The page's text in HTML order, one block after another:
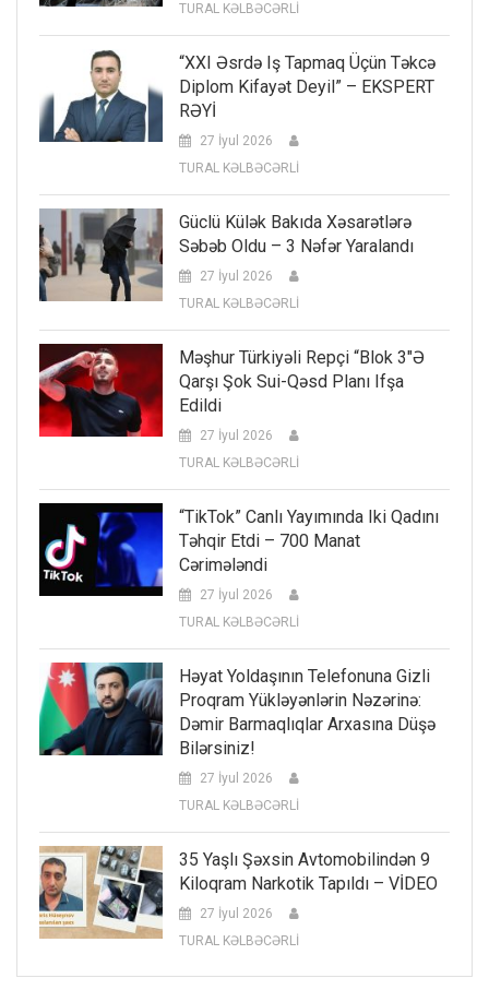
TURAL KƏLBƏCƏRLİ
“XXI Əsrdə Iş Tapmaq Üçün Təkcə
Diplom Kifayət Deyil” – EKSPERT
RƏYİ
27 İyul 2026
TURAL KƏLBƏCƏRLİ
Güclü Külək Bakıda Xəsarətlərə
Səbəb Oldu – 3 Nəfər Yaralandı
27 İyul 2026
TURAL KƏLBƏCƏRLİ
Məşhur Türkiyəli Repçi “Blok 3″ə
Qarşı Şok Sui-Qəsd Planı Ifşa
Edildi
27 İyul 2026
TURAL KƏLBƏCƏRLİ
“TikTok” Canlı Yayımında Iki Qadını
Təhqir Etdi – 700 Manat
Cərimələndi
27 İyul 2026
TURAL KƏLBƏCƏRLİ
Həyat Yoldaşının Telefonuna Gizli
Proqram Yükləyənlərin Nəzərinə:
Dəmir Barmaqlıqlar Arxasına Düşə
Bilərsiniz!
27 İyul 2026
TURAL KƏLBƏCƏRLİ
35 Yaşlı Şəxsin Avtomobilindən 9
Kiloqram Narkotik Tapıldı – VİDEO
27 İyul 2026
TURAL KƏLBƏCƏRLİ